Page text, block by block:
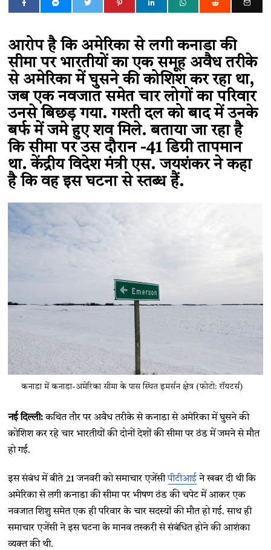
आरोप है कि अमेरिका से लगी कनाडा की
सीमा पर भारतीयों का एक समूह अवैध तरीके
से अमेरिका में घुसने की कोशिश कर रहा था,
जब एक नवजात समेत चार लोगों का परिवार
उनसे बिछड़ गया. गश्ती दल को बाद में उनके
बर्फ में जमे हुए शव मिले. बताया जा रहा है
कि सीमा पर उस दौरान -41 डिग्री तापमान
था. केंद्रीय विदेश मंत्री एस. जयशंकर ने कहा
है कि वह इस घटना से स्तब्ध हैं.
कनाडा में कनाडा-अमेरिका सीमा के पास स्थित इमर्सन क्षेत्र (फोटो: रॉयटर्स)
नई दिल्ली:क​थित तौर पर अवैध तरीके से कनाडा से अमेरिका में घुसने की
कोशिश कर रहे चार भारतीयों की दोनों देशों की सीमा पर ठंड में जमने से मौत
हो गई.
इस संबंध में बीते 21 जनवरी को समाचार एजेंसीपीटीआईने खबर दी थी कि
अमेरिका से लगी कनाडा की सीमा पर भीषण ठंड की चपेट में आकर एक
नवजात शिशु समेत एक ही परिवार के चार सदस्यों की मौत हो गई. साथ ही
समाचार एजेंसी ने इस घटना के मानव तस्करी से संबंधित होने की आशंका
व्यक्त की थी.